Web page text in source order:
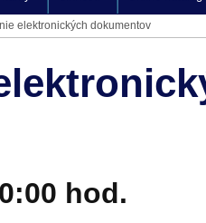
elektronických dokumentov
hod.